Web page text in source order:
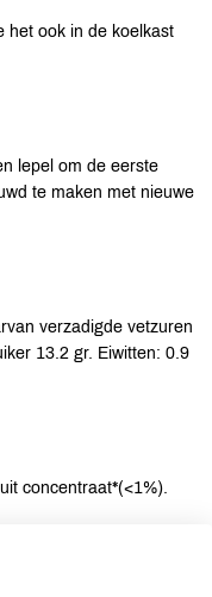
het ook in de koelkast
lepel om de eerste
te maken met nieuwe
verzadigde vetzuren
13.2 gr. Eiwitten: 0.9
concentraat*(<1%).